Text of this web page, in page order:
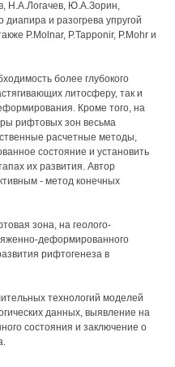
Н.А.Логачев, Ю.А.Зорин,
и разогрева упругой
P.Molnar, P.Tapponir, P.Mohr и
более глубокого
литосферу, так и
Кроме того, на
рифтовых зон весьма
расчетные методы,
состояние и установить
их развития. Автор
- метод конечных
зона, на геолого-
деформированного
рифтогенеза в
технологий моделей
данных, выявление на
состояния и заключение о